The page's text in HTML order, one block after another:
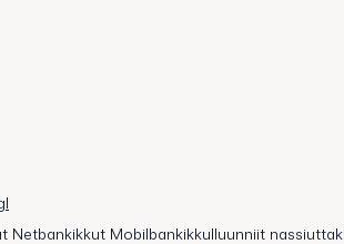
Netbankikkut Mobilbankikkulluunniit